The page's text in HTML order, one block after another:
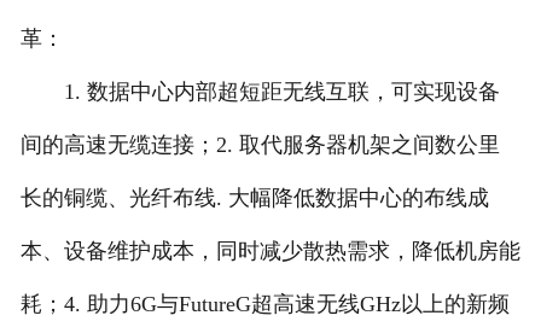
革：
1. 数据中心内部超短距无线互联，可实现设备
间的高速无缆连接；2. 取代服务器机架之间数公里
长的铜缆、光纤布线. 大幅降低数据中心的布线成
本、设备维护成本，同时减少散热需求，降低机房能
耗；4. 助力6G与FutureG超高速无线GHz以上的新频